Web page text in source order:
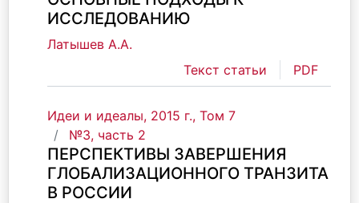
ИССЛЕДОВАНИЮ
Латышев А.А.
Текст статьи
PDF
Идеи и идеалы, 2015 г., Том 7
№3, часть 2
ПЕРСПЕКТИВЫ ЗАВЕРШЕНИЯ
ГЛОБАЛИЗАЦИОННОГО ТРАНЗИТА
В РОССИИ